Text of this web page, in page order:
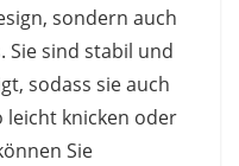
sondern auch
Sie sind stabil und
sodass sie auch
leicht knicken oder
Sie